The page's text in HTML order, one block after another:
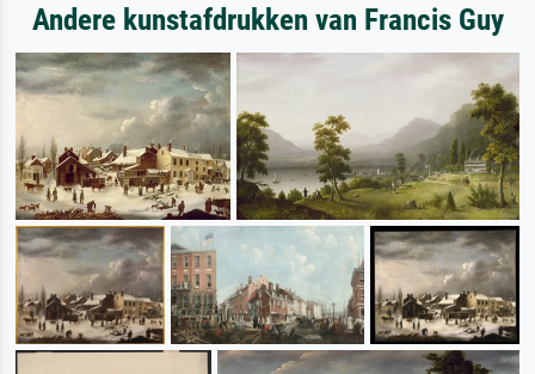
Andere kunstafdrukken van Francis Guy